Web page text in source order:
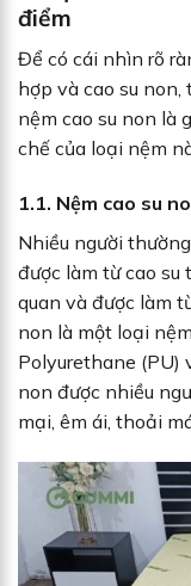
điểm
Để có cái nhìn rõ
hợp và cao su
nệm cao su non là
chế của loại nệm
1.1. Nệm cao su
Nhiều người
được làm từ cao
quan và được làm
non là một loại
Polyurethane (PU)
non được nhiều
mại, êm ái, thoải